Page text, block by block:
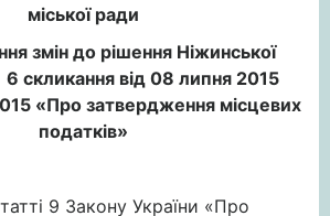
міської ради
змін до рішення Ніжинської
6 скликання від 08 липня 2015
«Про затвердження місцевих
податків»
9 Закону України «Про